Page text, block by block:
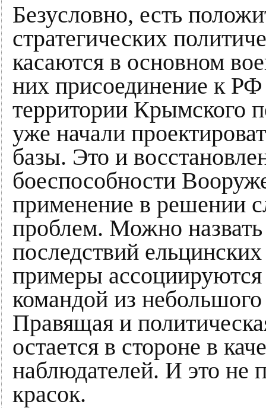
Безусловно, есть
стратегических
касаются в основном
них присоединение к
территории Крымского
уже начали
базы. Это и
боеспособности
применение в решении
проблем. Можно
последствий
примеры
командой из
Правящая и
остается в стороне в
наблюдателей. И это не
красок.